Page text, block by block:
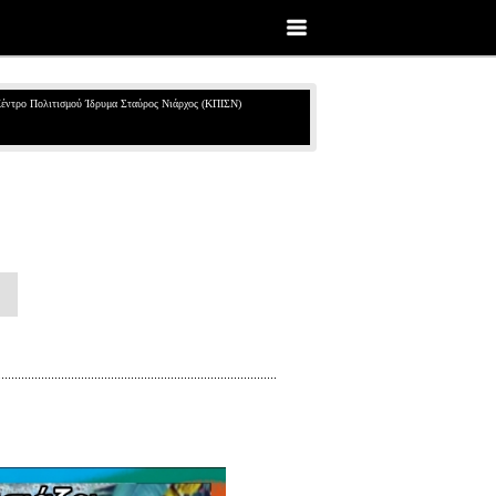
Πολιτισμού Ίδρυμα Σταύρος Νιάρχος (ΚΠΙΣΝ)